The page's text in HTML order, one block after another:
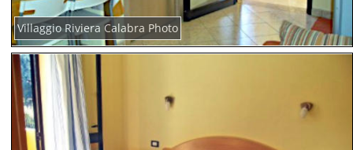
Villaggio Riviera Calabra Photo